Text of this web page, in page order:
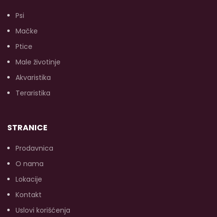
Psi
Mačke
Ptice
Male životinje
Akvaristika
Teraristika
STRANICE
Prodavnica
O nama
Lokacije
Kontakt
Uslovi korišćenja